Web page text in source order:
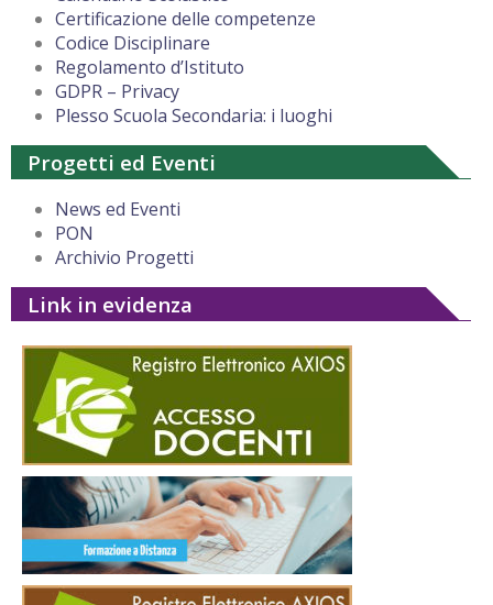
Certificazione delle competenze
Codice Disciplinare
Regolamento d’Istituto
GDPR – Privacy
Plesso Scuola Secondaria: i luoghi
Progetti ed Eventi
News ed Eventi
PON
Archivio Progetti
Link in evidenza